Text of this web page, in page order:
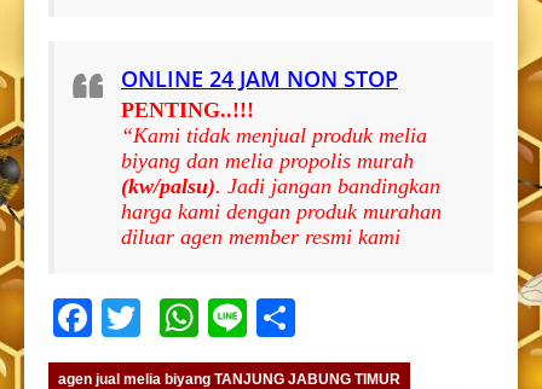
ONLINE 24 JAM NON STOP
PENTING..!!!
“Kami tidak menjual produk melia
biyang dan melia propolis murah
(kw/palsu). Jadi jangan bandingkan
harga kami dengan produk murahan
diluar agen member resmi kami
Facebook
TwitterWhatsApp
Line
agen jual melia biyang TANJUNG JABUNG TIMUR